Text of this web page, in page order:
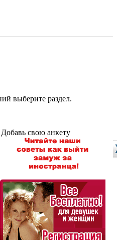
выберите раздел.
Добавь свою анкету